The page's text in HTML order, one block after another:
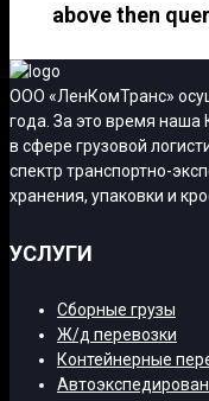
above then
ООО «ЛенКомТранс»
года. За это время
в сфере грузовой
спектр транспортно-
хранения, упаковки и
УСЛУГИ
Сборные грузы
Ж/д перевозки
Контейнерные